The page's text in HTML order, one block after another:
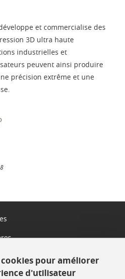
et commercialise des
3D ultra haute
industrielles et
peuvent ainsi produire
précision extrême et une
Facebook
sur LinkedIn
cookies pour améliorer
d'utilisateur